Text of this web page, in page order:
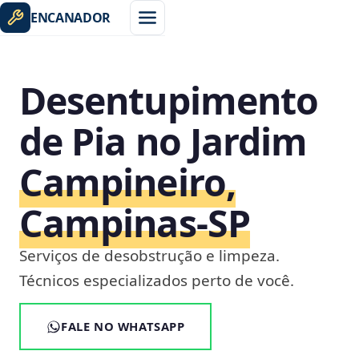
ENCANADOR
Desentupimento
de Pia no Jardim
Campineiro,
Campinas‑SP
Serviços de desobstrução e limpeza.
Técnicos especializados perto de você.
FALE NO WHATSAPP